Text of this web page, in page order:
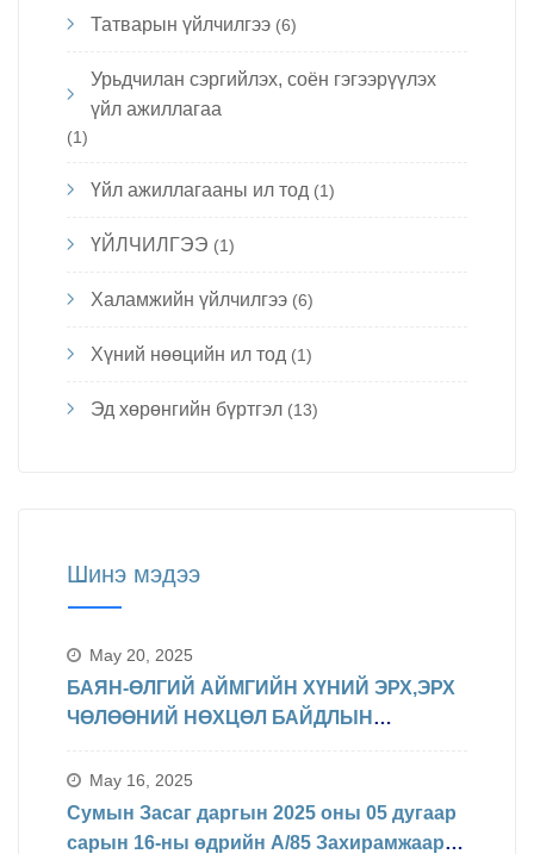
Татварын үйлчилгээ (6)
Урьдчилан сэргийлэх, соён гэгээрүүлэх
үйл ажиллагаа
(1)
Үйл ажиллагааны ил тод (1)
ҮЙЛЧИЛГЭЭ (1)
Халамжийн үйлчилгээ (6)
Хүний нөөцийн ил тод (1)
Эд хөрөнгийн бүртгэл (13)
Шинэ мэдээ
May 20, 2025
БАЯН-ӨЛГИЙ АЙМГИЙН ХҮНИЙ ЭРХ,ЭРХ
ЧӨЛӨӨНИЙ НӨХЦӨЛ БАЙДЛЫН
May 16, 2025
Сумын Засаг даргын 2025 оны 05 дугаар
сарын 16-ны өдрийн А/85 Захирамжаар